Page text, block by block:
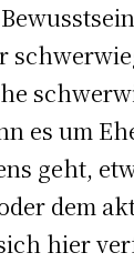
es um
geht,
dem
hier